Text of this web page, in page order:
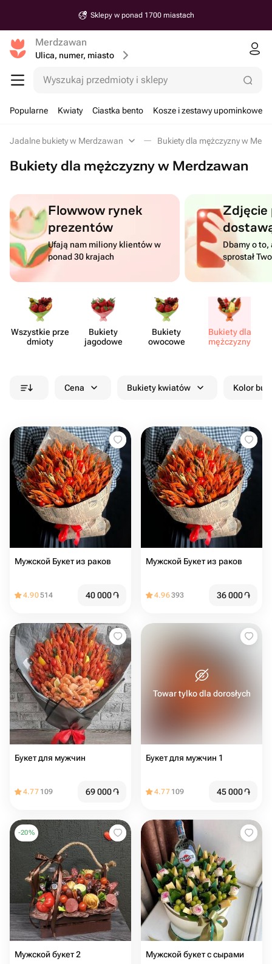
Sklepy w ponad 1700 miastach
Merdzawan
Ulica, numer, miasto
Wyszukaj przedmioty i sklepy
Popularne Kwiaty Ciastka bento Kosze i zestawy upominkowe
Jadalne bukiety w Merdzawan Bukiety dla mężczyzny w
Bukiety dla mężczyzny w Merdzawan
Flowwow rynek
prezentów
Ufają nam miliony klientów w
ponad 30 krajach
Dbamy o to,
sprostał
Wszystkie prze​
dmioty
Bukiety
jagodowe
Bukiety
owocowe
Bukiety dla
mężczyzny
Cena Bukiety kwiatów Kolor
Мужской Букет из раков
4.90514 40 000֏
Мужской Букет из раков
4.96393 36 000֏
Букет для мужчин
4.77 109 69 000֏
Towar tylko dla dorosłych
Букет для мужчин 1
4.77 109 45 000֏
-20%
Мужской букет 2 Мужской букет с сырами